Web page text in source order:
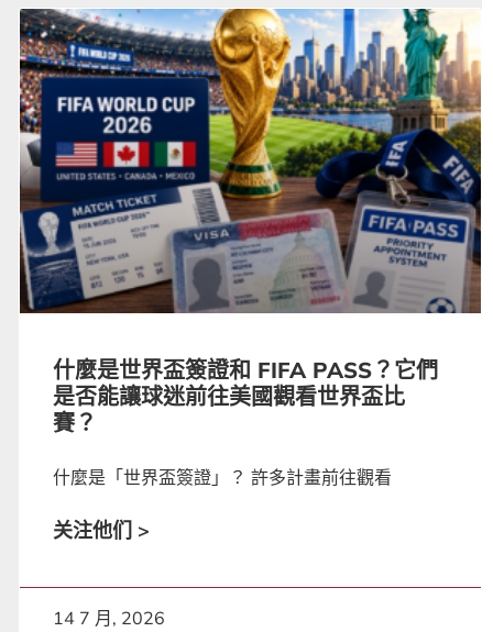
什麼是世界盃簽證和 FIFA PASS？它們
是否能讓球迷前往美國觀看世界盃比
賽？
什麼是「世界盃簽證」？ 許多計畫前往觀看
关注他们 >
14 7 月, 2026